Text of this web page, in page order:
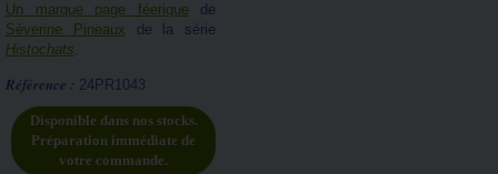
Un marque page féeriquede
Séverine Pineaux de la série
Histochats.
Référence : 24PR1043
Disponible dans nos stocks.
Préparation immédiate de
votre commande.